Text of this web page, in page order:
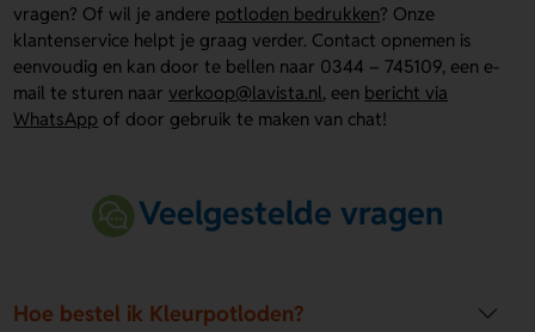
vragen? Of wil je andere potloden bedrukken? Onze
klantenservice helpt je graag verder. Contact opnemen is
eenvoudig en kan door te bellen naar 0344 – 745109, een e-
mail te sturen naar verkoop@lavista.nl, een bericht via
WhatsApp of door gebruik te maken van chat!
Veelgestelde vragen
Hoe bestel ik Kleurpotloden?